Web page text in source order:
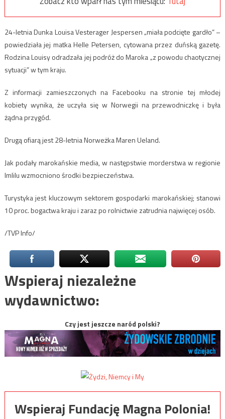
24-letnia Dunka Louisa Vesterager Jespersen „miała podcięte gardło” –
powiedziała jej matka Helle Petersen, cytowana przez duńską gazetę.
Rodzina Louisy odradzała jej podróż do Maroka „z powodu chaotycznej
sytuacji” w tym kraju.
Z informacji zamieszczonych na Facebooku na stronie tej młodej
kobiety wynika, że uczyła się w Norwegii na przewodniczkę i była
żądna przygód.
Drugą ofiarą jest 28-letnia Norweżka Maren Ueland.
Jak podały marokańskie media, w następstwie morderstwa w regionie
Imlilu wzmocniono środki bezpieczeństwa.
Turystyka jest kluczowym sektorem gospodarki marokańskiej; stanowi
10 proc. bogactwa kraju i zaraz po rolnictwie zatrudnia najwięcej osób.
/TVP Info/
Wspieraj niezależne
wydawnictwo:
Czy jest jeszcze naród polski?
Wspieraj Fundację Magna Polonia!